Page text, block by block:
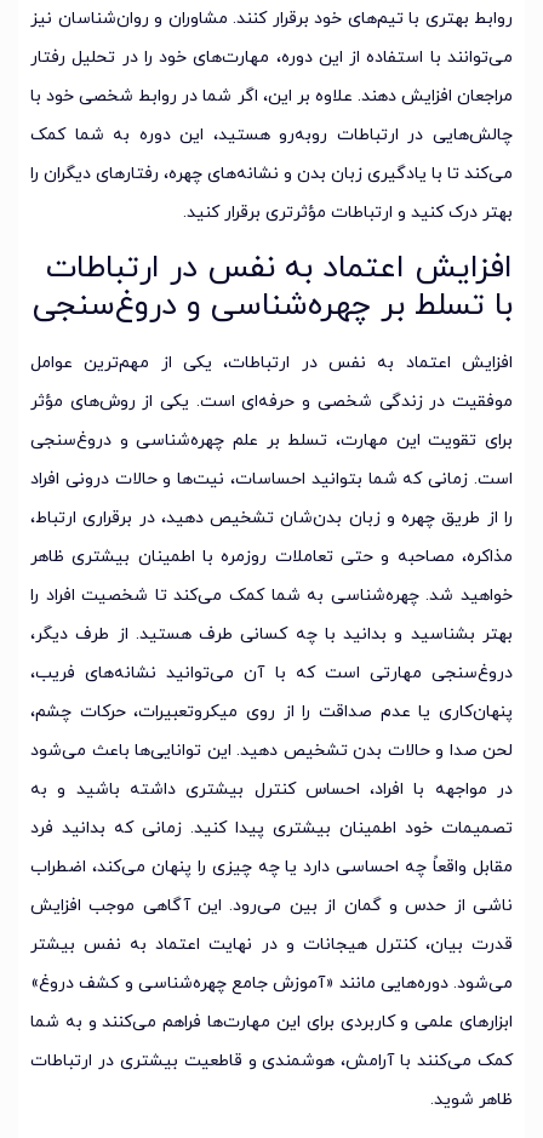
روابط بهتری با تیم‌های خود برقرار کنند. مشاوران و روان‌شناسان نیز
می‌توانند با استفاده از این دوره، مهارت‌های خود را در تحلیل رفتار
مراجعان افزایش دهند. علاوه بر این، اگر شما در روابط شخصی خود با
چالش‌هایی در ارتباطات روبه‌رو هستید، این دوره به شما کمک
می‌کند تا با یادگیری زبان بدن و نشانه‌های چهره، رفتارهای دیگران را
بهتر درک کنید و ارتباطات مؤثرتری برقرار کنید.
افزایش اعتماد به نفس در ارتباطات
با تسلط بر چهره‌شناسی و دروغ‌سنجی
افزایش اعتماد به نفس در ارتباطات، یکی از مهم‌ترین عوامل
موفقیت در زندگی شخصی و حرفه‌ای است. یکی از روش‌های مؤثر
برای تقویت این مهارت، تسلط بر علم چهره‌شناسی و دروغ‌سنجی
است. زمانی که شما بتوانید احساسات، نیت‌ها و حالات درونی افراد
را از طریق چهره و زبان بدن‌شان تشخیص دهید، در برقراری ارتباط،
مذاکره، مصاحبه و حتی تعاملات روزمره با اطمینان بیشتری ظاهر
خواهید شد. چهره‌شناسی به شما کمک می‌کند تا شخصیت افراد را
بهتر بشناسید و بدانید با چه کسانی طرف هستید. از طرف دیگر،
دروغ‌سنجی مهارتی است که با آن می‌توانید نشانه‌های فریب،
پنهان‌کاری یا عدم صداقت را از روی میکروتعبیرات، حرکات چشم،
لحن صدا و حالات بدن تشخیص دهید. این توانایی‌ها باعث می‌شود
در مواجهه با افراد، احساس کنترل بیشتری داشته باشید و به
تصمیمات خود اطمینان بیشتری پیدا کنید. زمانی که بدانید فرد
مقابل واقعاً چه احساسی دارد یا چه چیزی را پنهان می‌کند، اضطراب
ناشی از حدس و گمان از بین می‌رود. این آگاهی موجب افزایش
قدرت بیان، کنترل هیجانات و در نهایت اعتماد به نفس بیشتر
می‌شود. دوره‌هایی مانند «آموزش جامع چهره‌شناسی و کشف دروغ»
ابزارهای علمی و کاربردی برای این مهارت‌ها فراهم می‌کنند و به شما
کمک می‌کنند با آرامش، هوشمندی و قاطعیت بیشتری در ارتباطات
ظاهر شوید.